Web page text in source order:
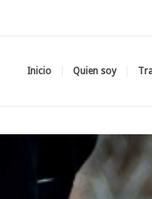
Inicio Quien soy